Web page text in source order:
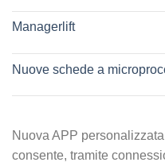
Managerlift
Nuove schede a
Nuova APP
consente, tramite